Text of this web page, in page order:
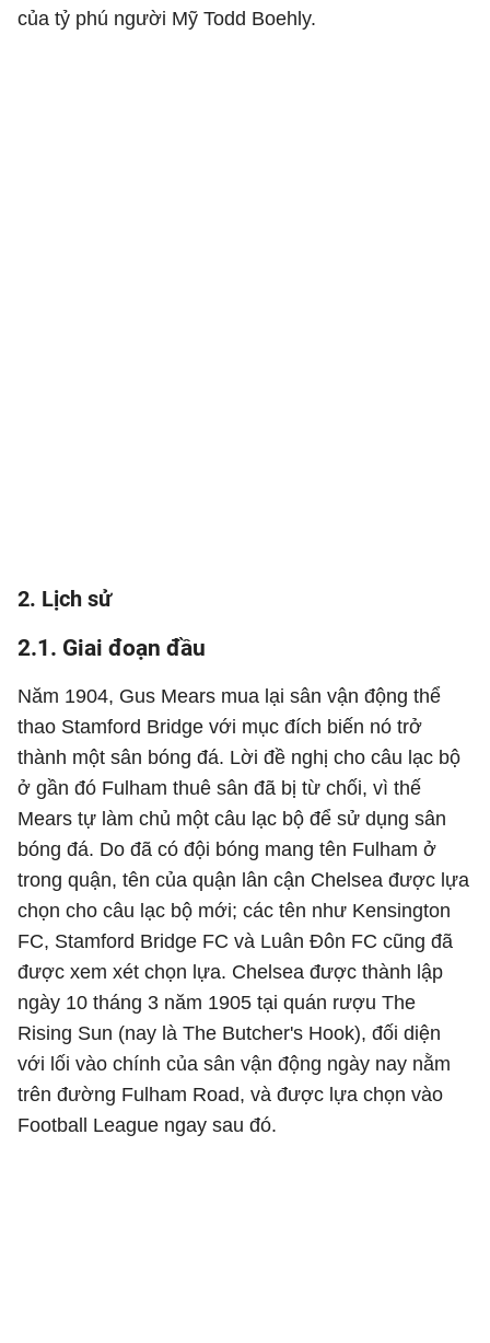
của tỷ phú người Mỹ Todd Boehly.
2. Lịch sử
2.1. Giai đoạn đầu
Năm 1904, Gus Mears mua lại sân vận động thể
thao Stamford Bridge với mục đích biến nó trở
thành một sân bóng đá. Lời đề nghị cho câu lạc bộ
ở gần đó Fulham thuê sân đã bị từ chối, vì thế
Mears tự làm chủ một câu lạc bộ để sử dụng sân
bóng đá. Do đã có đội bóng mang tên Fulham ở
trong quận, tên của quận lân cận Chelsea được lựa
chọn cho câu lạc bộ mới; các tên như Kensington
FC, Stamford Bridge FC và Luân Đôn FC cũng đã
được xem xét chọn lựa. Chelsea được thành lập
ngày 10 tháng 3 năm 1905 tại quán rượu The
Rising Sun (nay là The Butcher's Hook), đối diện
với lối vào chính của sân vận động ngày nay nằm
trên đường Fulham Road, và được lựa chọn vào
Football League ngay sau đó.